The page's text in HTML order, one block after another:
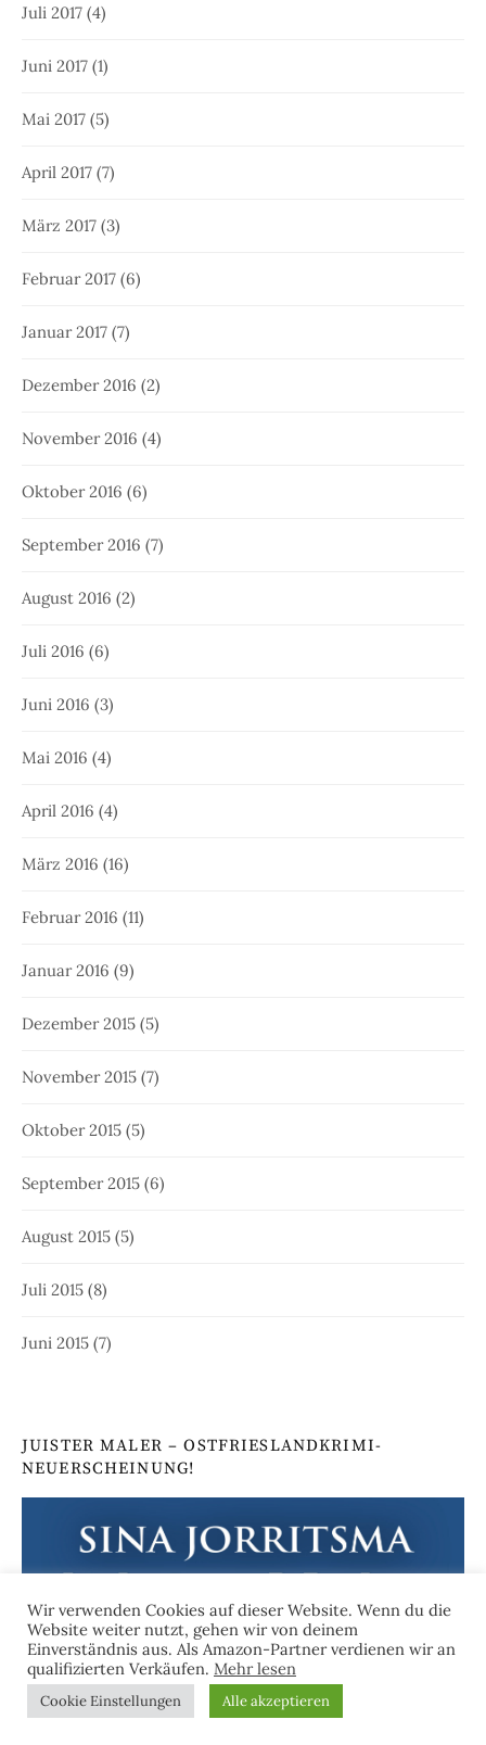
Juli 2017 (4)
Juni 2017 (1)
Mai 2017 (5)
April 2017 (7)
März 2017 (3)
Februar 2017 (6)
Januar 2017 (7)
Dezember 2016 (2)
November 2016 (4)
Oktober 2016 (6)
September 2016 (7)
August 2016 (2)
Juli 2016 (6)
Juni 2016 (3)
Mai 2016 (4)
April 2016 (4)
März 2016 (16)
Februar 2016 (11)
Januar 2016 (9)
Dezember 2015 (5)
November 2015 (7)
Oktober 2015 (5)
September 2015 (6)
August 2015 (5)
Juli 2015 (8)
Juni 2015 (7)
JUISTER MALER – OSTFRIESLANDKRIMI-
NEUERSCHEINUNG!
Wir verwenden Cookies auf dieser Website. Wenn du die
Website weiter nutzt, gehen wir von deinem
Einverständnis aus. Als Amazon-Partner verdienen wir an
qualifizierten Verkäufen. Mehr lesen
Cookie Einstellungen Alle akzeptieren